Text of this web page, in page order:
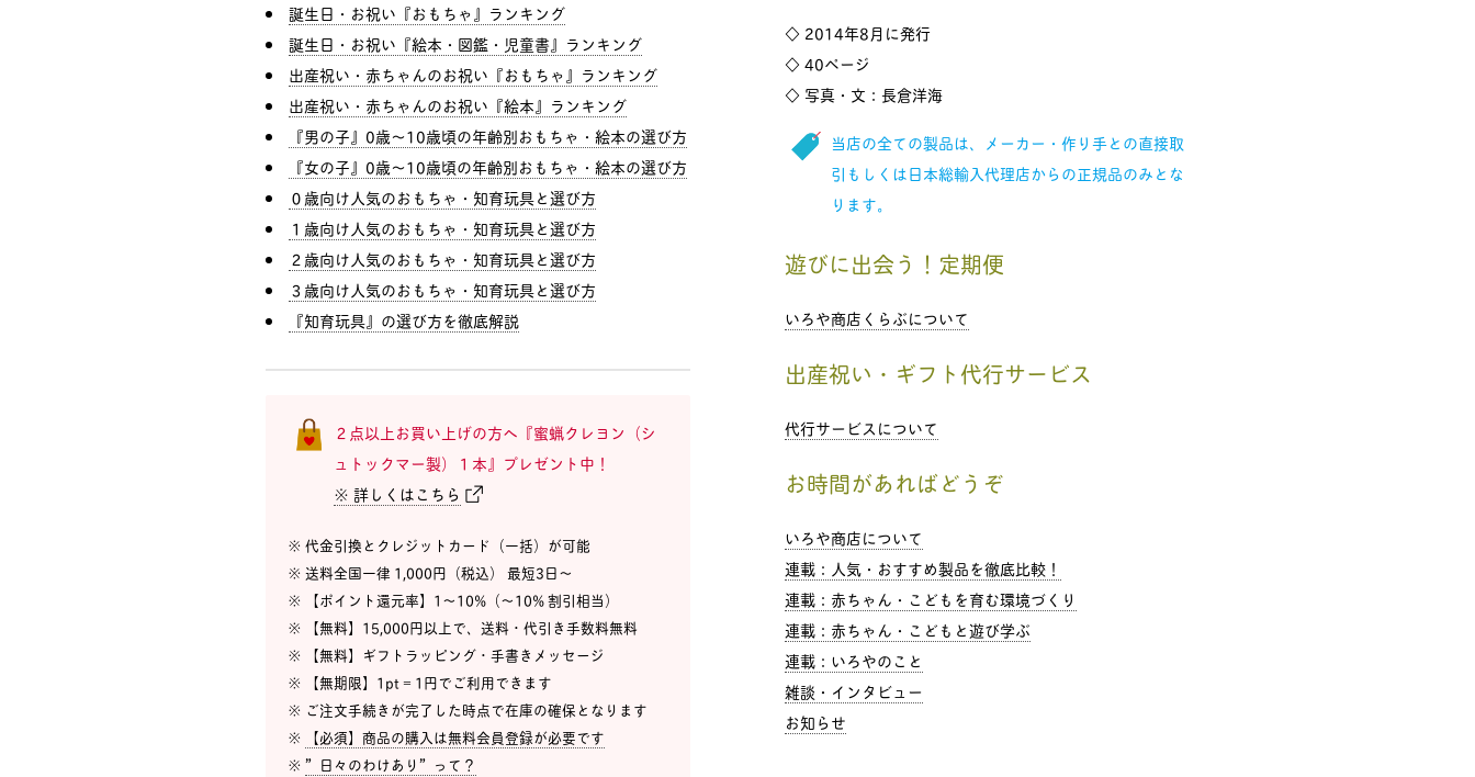
誕生日・お祝い『おもちゃ』ランキング
誕生日・お祝い『絵本・図鑑・児童書』ランキング
出産祝い・赤ちゃんのお祝い『おもちゃ』ランキング
出産祝い・赤ちゃんのお祝い『絵本』ランキング
『男の子』0歳〜10歳頃の年齢別おもちゃ・絵本の選び方
『女の子』0歳〜10歳頃の年齢別おもちゃ・絵本の選び方
０歳向け人気のおもちゃ・知育玩具と選び方
１歳向け人気のおもちゃ・知育玩具と選び方
２歳向け人気のおもちゃ・知育玩具と選び方
３歳向け人気のおもちゃ・知育玩具と選び方
『知育玩具』の選び方を徹底解説
２点以上お買い上げの方へ『蜜蝋クレヨン（シ
ュトックマー製）１本』プレゼント中！
※ 詳しくはこちら
※ 代金引換とクレジットカード（一括）が可能
※ 送料全国一律 1,000円（税込） 最短3日〜
※ 【ポイント還元率】1〜10%（〜10% 割引相当）
※ 【無料】15,000円以上で、送料・代引き手数料無料
※ 【無料】ギフトラッピング・手書きメッセージ
※ 【無期限】1pt = 1円でご利用できます
※ ご注文手続きが完了した時点で在庫の確保となります
※ 【必須】商品の購入は無料会員登録が必要です
※ ”日々のわけあり”って？
◇ 2014年8月に発行
◇ 40ページ
◇ 写真・文：長倉洋海
当店の全ての製品は、メーカー・作り手との直接取
引もしくは日本総輸入代理店からの正規品のみとな
ります。
遊びに出会う！定期便
いろや商店くらぶについて
出産祝い・ギフト代行サービス
代行サービスについて
お時間があればどうぞ
いろや商店について
連載：人気・おすすめ製品を徹底比較！
連載：赤ちゃん・こどもを育む環境づくり
連載：赤ちゃん・こどもと遊び学ぶ
連載：いろやのこと
雑談・インタビュー
お知らせ